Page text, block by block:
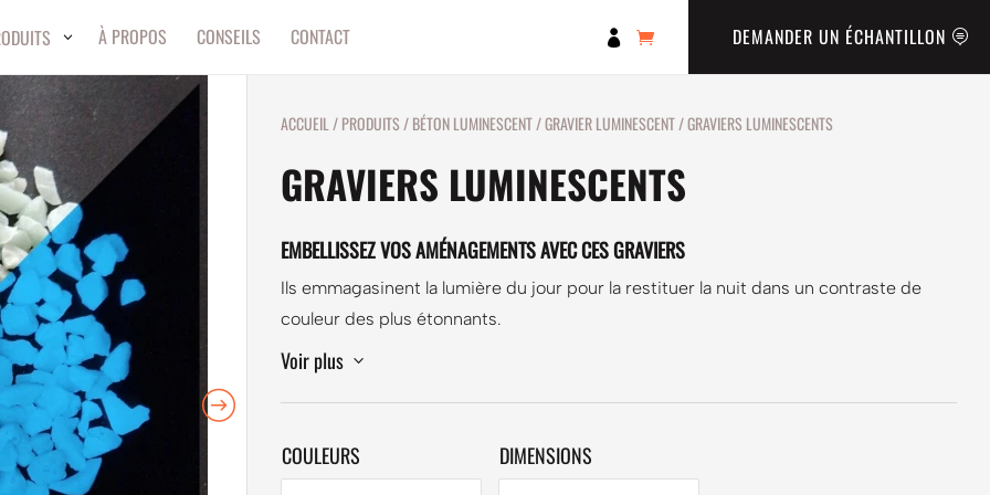
À PROPOS CONSEILS CONTACT  DEMANDER UN ÉCHANTILLON
ACCUEIL /PRODUITS/BÉTON LUMINESCENT/GRAVIER LUMINESCENT/ GRAVIERS LUMINESCENTS
GRAVIERS LUMINESCENTS
EMBELLISSEZ VOS AMÉNAGEMENTS AVEC CES GRAVIERS
Ils emmagasinent la lumière du jour pour la restituer la nuit dans un contraste de
couleur des plus étonnants.
Voir plus 3
COULEURS DIMENSIONS